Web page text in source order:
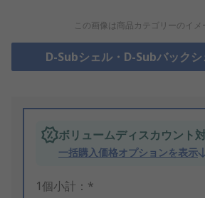
この画像は商品カテゴリーのイメ
D-Subシェル・D-Subバック
ボリュームディスカウント
一括購入価格オプションを表示
1個小計：*